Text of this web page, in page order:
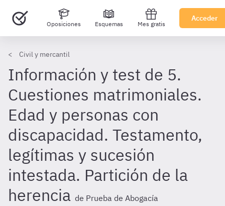
Oposiciones Esquemas Mes gratis
Acceder
Civil y mercantil
Información y test de 5.
Cuestiones matrimoniales.
Edad y personas con
discapacidad. Testamento,
legítimas y sucesión
intestada. Partición de la
herencia de Prueba de Abogacía